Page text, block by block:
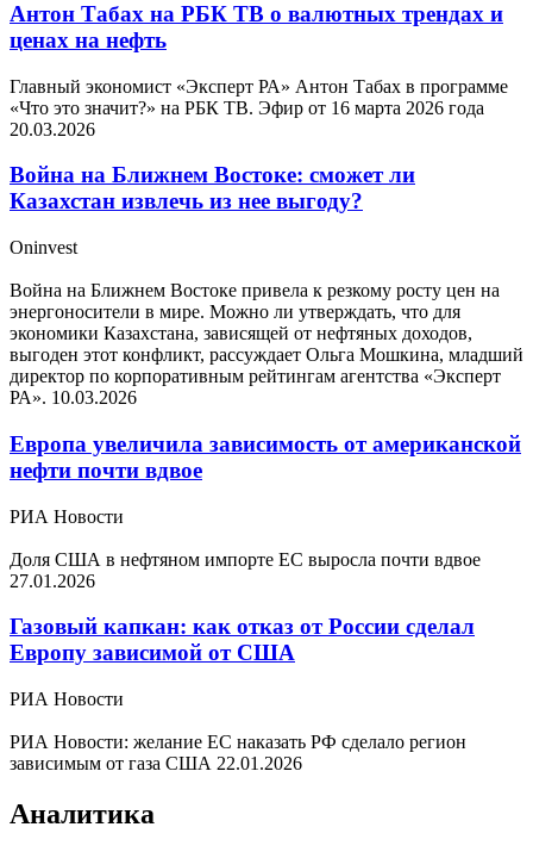
Антон Табах на РБК ТВ о валютных трендах и
ценах на нефть
Главный экономист «Эксперт РА» Антон Табах в программе
«Что это значит?» на РБК ТВ. Эфир от 16 марта 2026 года
20.03.2026
Война на Ближнем Востоке: сможет ли
Казахстан извлечь из нее выгоду?
Oninvest
Война на Ближнем Востоке привела к резкому росту цен на
энергоносители в мире. Можно ли утверждать, что для
экономики Казахстана, зависящей от нефтяных доходов,
выгоден этот конфликт, рассуждает Ольга Мошкина, младший
директор по корпоративным рейтингам агентства «Эксперт
РА». 10.03.2026
Европа увеличила зависимость от американской
нефти почти вдвое
РИА Новости
Доля США в нефтяном импорте ЕС выросла почти вдвое
27.01.2026
Газовый капкан: как отказ от России сделал
Европу зависимой от США
РИА Новости
РИА Новости: желание ЕС наказать РФ сделало регион
зависимым от газа США 22.01.2026
Аналитика